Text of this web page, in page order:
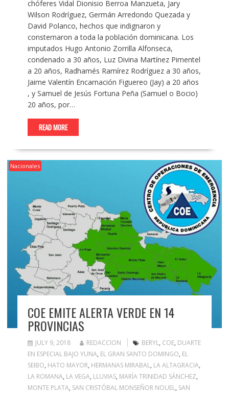
chóferes Vidal Dionisio Berroa Manzueta, Jary
Wilson Rodríguez, Germán Arredondo Quezada y
David Polanco, hechos que indignaron y
consternaron a toda la población dominicana. Los
imputados Hugo Antonio Zorrilla Alfonseca,
condenado a 30 años, Luz Divina Martínez Pimentel
a 20 años, Radhamés Ramírez Rodríguez a 30 años,
Jaime Valentín Encarnación Figuereo (Jay) a 20 años
, y Samuel de Jesús Fortuna Peña (Samuel o Bocio)
20 años, por…
READ MORE
Nacionales
COE EMITE ALERTA VERDE EN 14
PROVINCIAS
JULY 9, 2018 REDACCION BERYL, COE, DUARTE
EN ESPECIAL BAJO YUNA, EL GRAN SANTO DOMINGO, EL
SEIBO, HATO MAYOR, HERMANAS MIRABAL, LA ALTAGRACIA,
LA ROMANA, LA VEGA, LLUVIAS, MARÍA TRINIDAD SÁNCHEZ,
MONTE PLATA, SAN CRISTÓBAL MONSEÑOR NOUEL, SAN